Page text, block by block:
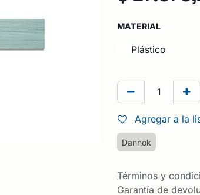
MATERIAL
Plástico
Agregar a la
Dannok
Términos y
Garantía de